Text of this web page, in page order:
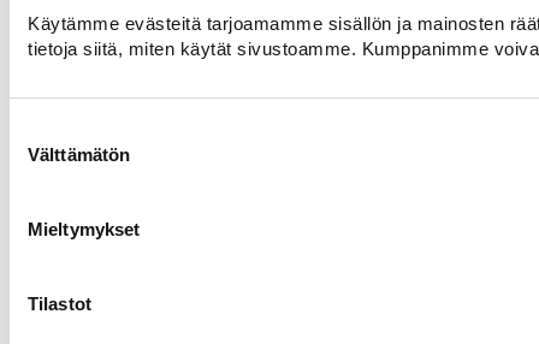
Käytämme evästeitä tarjoamamme sisällön ja mainosten
tietoja siitä, miten käytät sivustoamme. Kumppanimme
valinta
Välttämätön
Mieltymykset
Tilastot